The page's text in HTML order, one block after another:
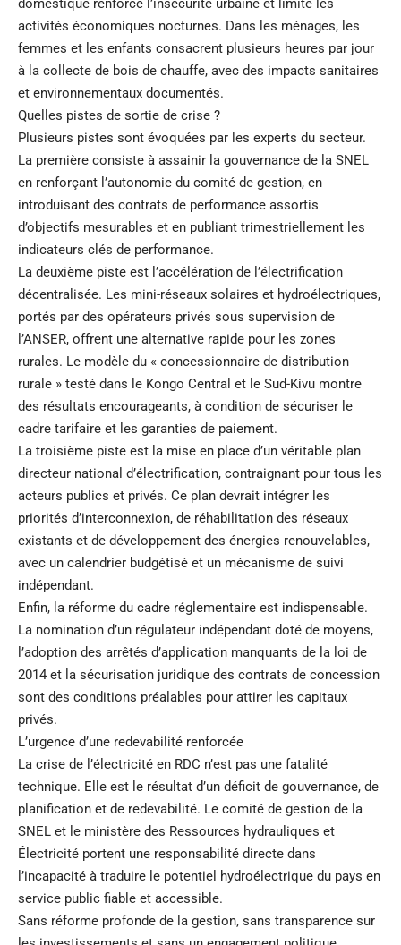
domestique renforce l’insécurité urbaine et limite les
activités économiques nocturnes. Dans les ménages, les
femmes et les enfants consacrent plusieurs heures par jour
à la collecte de bois de chauffe, avec des impacts sanitaires
et environnementaux documentés.
Quelles pistes de sortie de crise ?
Plusieurs pistes sont évoquées par les experts du secteur.
La première consiste à assainir la gouvernance de la SNEL
en renforçant l’autonomie du comité de gestion, en
introduisant des contrats de performance assortis
d’objectifs mesurables et en publiant trimestriellement les
indicateurs clés de performance.
La deuxième piste est l’accélération de l’électrification
décentralisée. Les mini-réseaux solaires et hydroélectriques,
portés par des opérateurs privés sous supervision de
l’ANSER, offrent une alternative rapide pour les zones
rurales. Le modèle du « concessionnaire de distribution
rurale » testé dans le Kongo Central et le Sud-Kivu montre
des résultats encourageants, à condition de sécuriser le
cadre tarifaire et les garanties de paiement.
La troisième piste est la mise en place d’un véritable plan
directeur national d’électrification, contraignant pour tous les
acteurs publics et privés. Ce plan devrait intégrer les
priorités d’interconnexion, de réhabilitation des réseaux
existants et de développement des énergies renouvelables,
avec un calendrier budgétisé et un mécanisme de suivi
indépendant.
Enfin, la réforme du cadre réglementaire est indispensable.
La nomination d’un régulateur indépendant doté de moyens,
l’adoption des arrêtés d’application manquants de la loi de
2014 et la sécurisation juridique des contrats de concession
sont des conditions préalables pour attirer les capitaux
privés.
L’urgence d’une redevabilité renforcée
La crise de l’électricité en RDC n’est pas une fatalité
technique. Elle est le résultat d’un déficit de gouvernance, de
planification et de redevabilité. Le comité de gestion de la
SNEL et le ministère des Ressources hydrauliques et
Électricité portent une responsabilité directe dans
l’incapacité à traduire le potentiel hydroélectrique du pays en
service public fiable et accessible.
Sans réforme profonde de la gestion, sans transparence sur